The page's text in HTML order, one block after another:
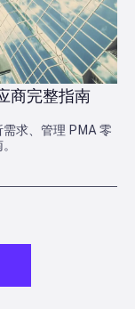
商完整指南
求、管理 PMA 零